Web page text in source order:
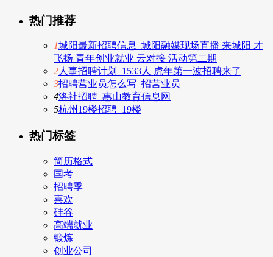
热门推荐
1城阳最新招聘信息_城阳融媒现场直播 来城阳 才
飞扬 青年创业就业 云对接 活动第二期
2人事招聘计划_1533人 虎年第一波招聘来了
3招聘营业员怎么写_招营业员
4洛社招聘_惠山教育信息网
5杭州19楼招聘_19楼
热门标签
简历格式
国考
招聘季
喜欢
硅谷
高端就业
锻炼
创业公司